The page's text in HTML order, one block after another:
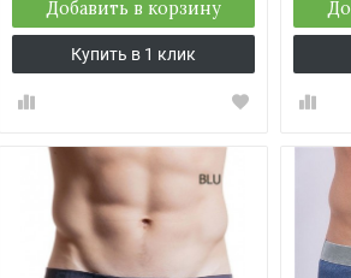
Добавить в корзину
Купить в 1 клик